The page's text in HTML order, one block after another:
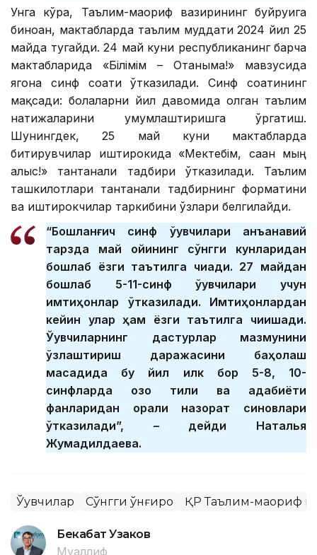
Унга кўра, Таълим-маориф вазирининг буйруғига
биноан, мактабларда таълим муддати 2024 йил 25
майда тугайди. 24 май куни республиканинг барча
мактабларида «Білімім – Отаныма!» мавзусида
ягона синф соати ўтказилади. Синф соатининг
мақсади: болаларни йил давомида олган таълим
натижаларини умумлаштиришга ўргатиш.
Шунингдек, 25 май куни мактабларда
битирувчилар иштирокида «Мектебім, саған мың
алғыс!» тантанали тадбири ўтказилади. Таълим
ташкилотлари тантанали тадбирнинг форматини
ва иштирокчилар таркибини ўзлари белгилайди.
“Бошланғич синф ўқувчилари анъанавий
тарзда май ойининг сўнгги кунларидан
бошлаб ёзги таътилга чиқади. 27 майдан
бошлаб 5-11-синф ўқувчилари учун
имтиҳонлар ўтказилади. Имтиҳонлардан
кейин улар ҳам ёзги таътилга чиқишади.
Ўқувчиларнинг дастурлар мазмунини
ўзлаштириш даражасини баҳолаш
мақсадида бу йил илк бор 5-8, 10-
синфларда қозоқ тили ва адабиёти
фанларидан оралиқ назорат синовлари
ўтказилади”, – дейди Наталья
Жумадилдаева.
Ўқувчилар Сўнгги қўнғироқ ҚР Таълим-маориф
Бекабат Узаков
Муаллиф